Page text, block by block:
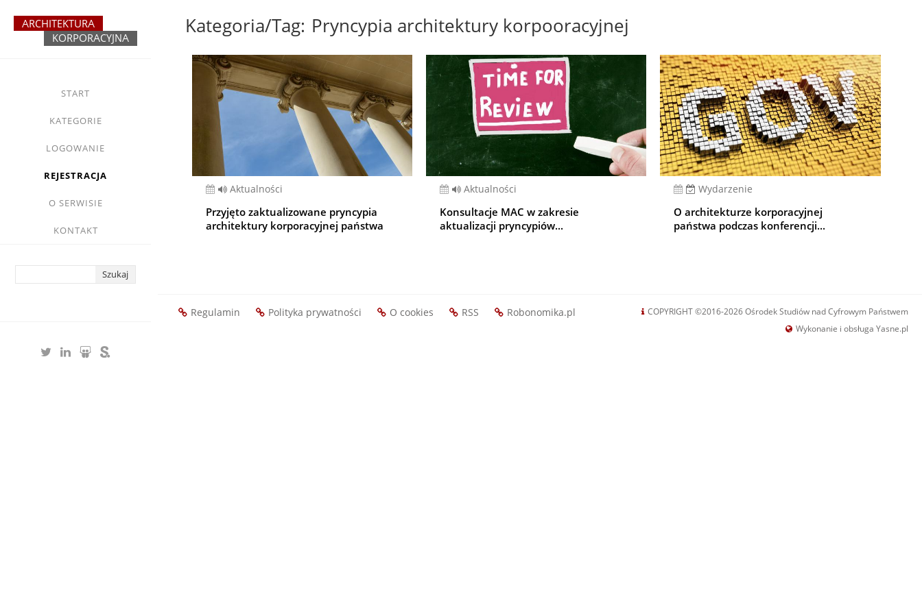
START
KATEGORIE
LOGOWANIE
REJESTRACJA
O SERWISIE
KONTAKT
Pryncypia architektury korpooracyjnej
Aktualności
Przyjęto zaktualizowane pryncypia
architektury korporacyjnej państwa
Aktualności
Konsultacje MAC w zakresie
aktualizacji pryncypiów...
Wydarzenie
O architekturze korporacyjnej
państwa podczas konferencji...
COPYRIGHT ©2016-2026 Ośrodek Studiów nad Cyfrowym Państwem
Wykonanie i obsługa Yasne.pl
Footer
Regulamin Polityka prywatności O cookies RSS Robonomika.pl